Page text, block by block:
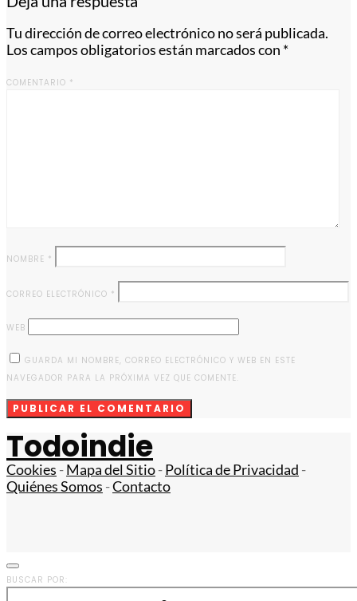
Tu dirección de correo electrónico no será publicada.
Los campos obligatorios están marcados con *
COMENTARIO *
NOMBRE *
CORREO ELECTRÓNICO *
WEB
GUARDA MI NOMBRE, CORREO ELECTRÓNICO Y WEB EN ESTE
NAVEGADOR PARA LA PRÓXIMA VEZ QUE COMENTE.
Todoindie
Cookies -Mapa del Sitio-Política de Privacidad -
Quiénes Somos -Contacto
BUSCAR POR: